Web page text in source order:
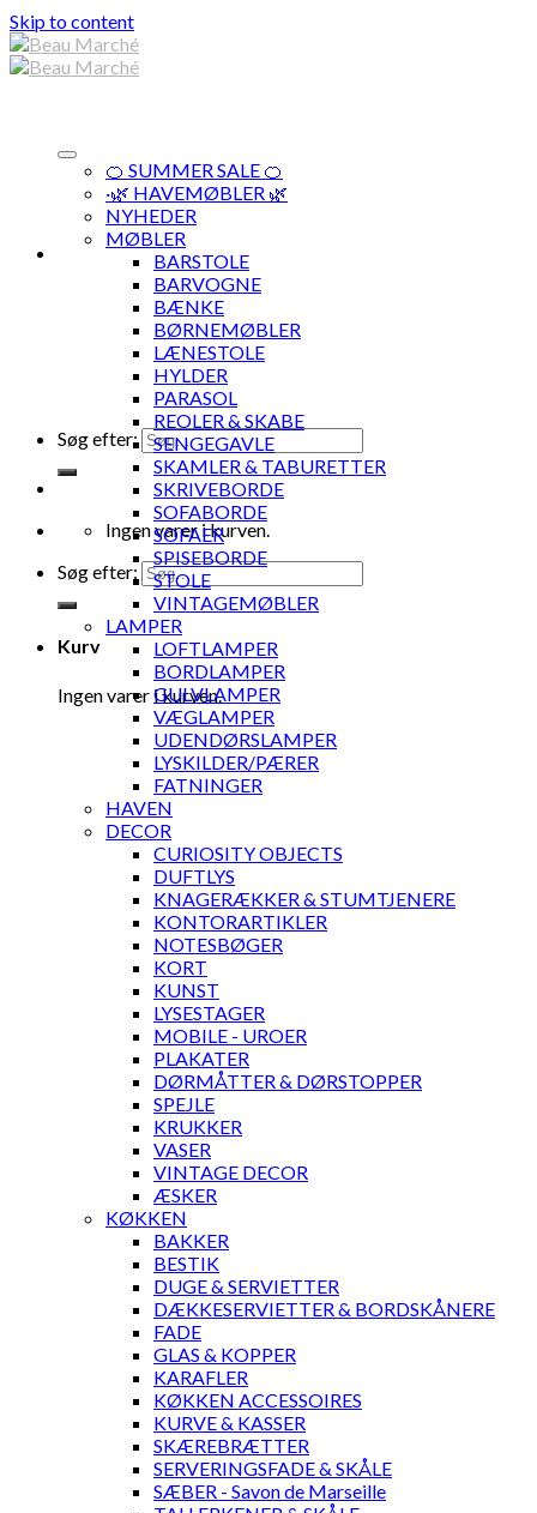
Skip to content
Søg efter:
Ingen varer i kurven.
Søg efter:
Kurv
Ingen varer i kurven.
🍊 SUMMER SALE 🍊
·🌿 HAVEMØBLER 🌿
NYHEDER
MØBLER
BARSTOLE
BARVOGNE
BÆNKE
BØRNEMØBLER
LÆNESTOLE
HYLDER
PARASOL
REOLER & SKABE
SENGEGAVLE
SKAMLER & TABURETTER
SKRIVEBORDE
SOFABORDE
SOFAER
SPISEBORDE
STOLE
VINTAGEMØBLER
LAMPER
LOFTLAMPER
BORDLAMPER
GULVLAMPER
VÆGLAMPER
UDENDØRSLAMPER
LYSKILDER/PÆRER
FATNINGER
HAVEN
DECOR
CURIOSITY OBJECTS
DUFTLYS
KNAGERÆKKER & STUMTJENERE
KONTORARTIKLER
NOTESBØGER
KORT
KUNST
LYSESTAGER
MOBILE - UROER
PLAKATER
DØRMÅTTER & DØRSTOPPER
SPEJLE
KRUKKER
VASER
VINTAGE DECOR
ÆSKER
KØKKEN
BAKKER
BESTIK
DUGE & SERVIETTER
DÆKKESERVIETTER & BORDSKÅNERE
FADE
GLAS & KOPPER
KARAFLER
KØKKEN ACCESSOIRES
KURVE & KASSER
SKÆREBRÆTTER
SERVERINGSFADE & SKÅLE
SÆBER - Savon de Marseille